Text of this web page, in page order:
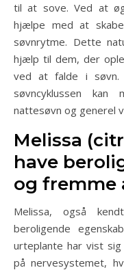
til at sove. Ved at
hjælpe med at
søvnrytme. Dette
hjælp til dem, der
ved at falde i søvn.
søvncyklussen
nattesøvn og generel
Melissa
have
og fremme
Melissa, også
beroligende
urteplante har vist
på nervesystemet,